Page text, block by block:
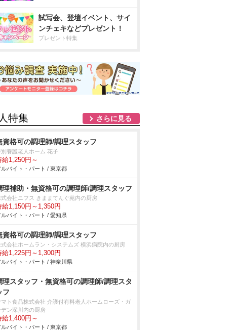
試写会、登壇イベント、サイ
ンチェキなどプレゼント！
プレゼント特集
特集 さらに見る
資格可の調理師/調理スタッフ
別養護老人ホーム 花子
給1,250円～
ルバイト・パート / 東京都
理補助・無資格可の調理師/調理スタッフ
式会社ニフス きままてんぐ苑内の厨房
給1,150円～1,350円
ルバイト・パート / 愛知県
資格可の調理師/調理スタッフ
式会社ホームラン・システムズ 横浜病院内の厨房
給1,225円～1,300円
ルバイト・パート / 神奈川県
理スタッフ・無資格可の調理師/調理スタ
フ
マト食品株式会社 介護付有料老人ホームローズ・ガ
デン深川内の厨房
給1,400円～
ルバイト・パート / 東京都